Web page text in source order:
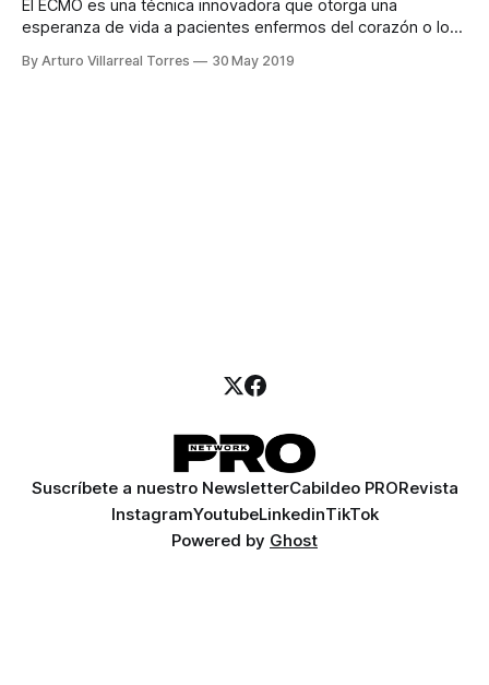
El ECMO es una técnica innovadora que otorga una
esperanza de vida a pacientes enfermos del corazón o los
By Arturo Villarreal Torres 30 May 2019
Suscríbete a nuestro NewsletterCabildeo PRORevista
InstagramYoutubeLinkedinTikTok
Powered by Ghost